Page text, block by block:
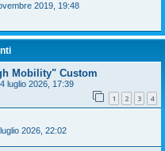
2019, 19:48
Mobility" Custom
luglio 2026, 17:39
1 2 3 4
2026, 22:02